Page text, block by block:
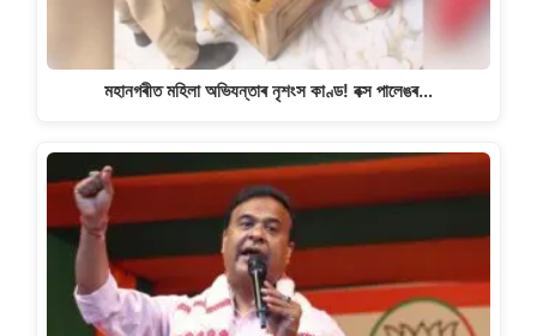
মহানগৰীত মহিলা অভিযন্তাৰ নৃশংস কাণ্ড! বক্স পালেঙৰ…